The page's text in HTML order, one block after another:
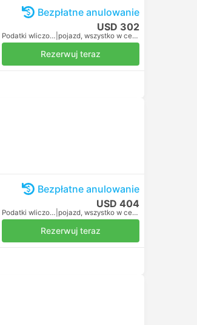
Bezpłatne anulowanie
USD 302
Podatki wliczone pojazd, wszystko w cenie
Rezerwuj teraz
Bezpłatne anulowanie
USD 404
Podatki wliczone pojazd, wszystko w cenie
Rezerwuj teraz